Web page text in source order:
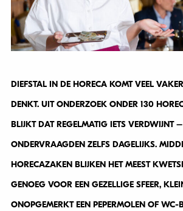
DIEFSTAL IN DE HORECA KOMT VEEL
DENKT. UIT ONDERZOEK ONDER 130
BLIJKT DAT REGELMATIG IETS VERDWIJNT
ONDERVRAAGDEN ZELFS DAGELIJKS.
HORECAZAKEN BLIJKEN HET MEEST
GENOEG VOOR EEN GEZELLIGE SFEER,
ONOPGEMERKT EEN PEPERMOLEN OF WC-